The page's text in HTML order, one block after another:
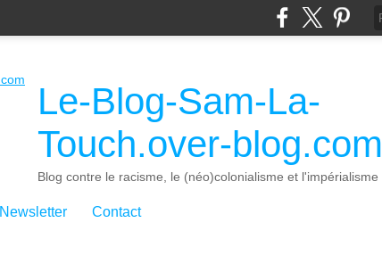
Le-Blog-Sam-La-
Touch.over-blog.com
Blog contre le racisme, le (néo)colonialisme et l'impérialisme
Newsletter Contact